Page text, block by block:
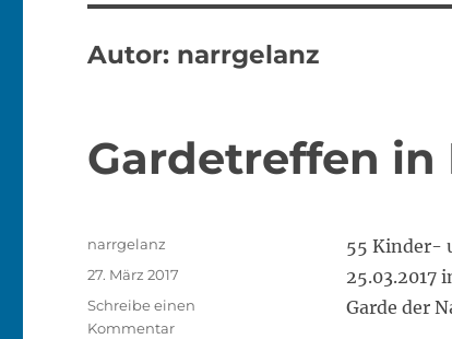
Autor: narrgelanz
Gardetreffen in
55 Kinder-
25.03.2017
Garde der
Autor
narrgelanz
Veröffentlicht
am
27. März 2017
Schreibe einen
Kommentarzu